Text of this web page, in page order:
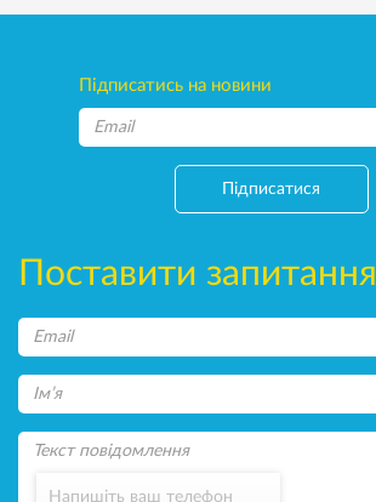
Підписатись на новини
Підписатися
Поставити запитання
Напишіть ваш телефон